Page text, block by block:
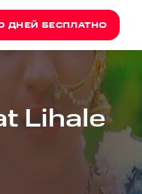
ДНЕЙ БЕСПЛАТНО
Lihale